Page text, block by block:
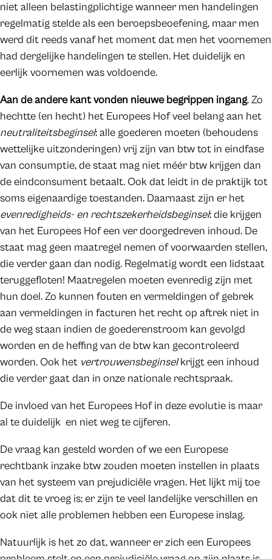
niet alleen belastingplichtige wanneer men handelingen
regelmatig stelde als een beroepsbeoefening, maar men
werd dit reeds vanaf het moment dat men het voornemen
had dergelijke handelingen te stellen. Het duidelijk en
eerlijk voornemen was voldoende.
Aan de andere kant vonden nieuwe begrippen ingang. Zo
hechtte (en hecht) het Europees Hof veel belang aan het
neutraliteitsbeginsel: alle goederen moeten (behoudens
wettelijke uitzonderingen) vrij zijn van btw tot in eindfase
van consumptie, de staat mag niet méér btw krijgen dan
de eindconsument betaalt. Ook dat leidt in de praktijk tot
soms eigenaardige toestanden. Daarnaast zijn er het
evenredigheids- en rechtszekerheidsbeginsel: die krijgen
van het Europees Hof een ver doorgedreven inhoud. De
staat mag geen maatregel nemen of voorwaarden stellen,
die verder gaan dan nodig. Regelmatig wordt een lidstaat
teruggefloten! Maatregelen moeten evenredig zijn met
hun doel. Zo kunnen fouten en vermeldingen of gebrek
aan vermeldingen in facturen het recht op aftrek niet in
de weg staan indien de goederenstroom kan gevolgd
worden en de heffing van de btw kan gecontroleerd
worden. Ook het vertrouwensbeginselkrijgt een inhoud
die verder gaat dan in onze nationale rechtspraak.
De invloed van het Europees Hof in deze evolutie is maar
al te duidelijk en niet weg te cijferen.
De vraag kan gesteld worden of we een Europese
rechtbank inzake btw zouden moeten instellen in plaats
van het systeem van prejudiciële vragen. Het lijkt mij toe
dat dit te vroeg is; er zijn te veel landelijke verschillen en
ook niet alle problemen hebben een Europese inslag.
Natuurlijk is het zo dat, wanneer er zich een Europees